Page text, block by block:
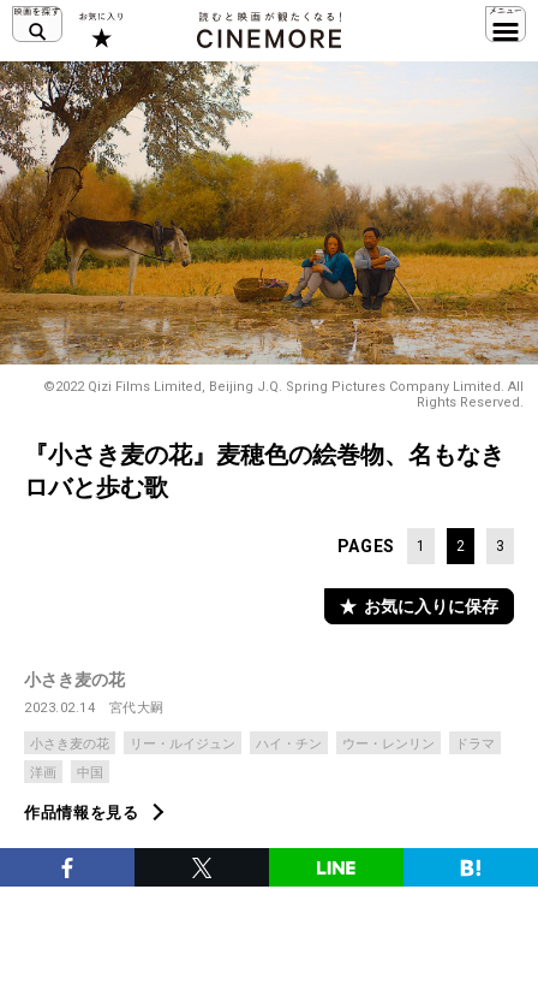
©2022 Qizi Films Limited, Beijing J.Q. Spring Pictures Company Limited. All
Rights Reserved.
『小さき麦の花』麦穂色の絵巻物、名もなき
ロバと歩む歌
PAGES 1 2 3
お気に入りに保存
小さき麦の花
2023.02.14 宮代大嗣
小さき麦の花 リー・ルイジュン ハイ・チン ウー・レンリン
ドラマ
洋画
中国
作品情報を見る